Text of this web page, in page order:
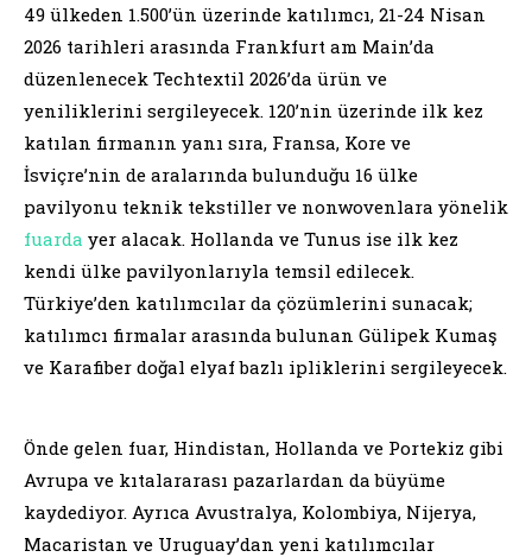
49 ülkeden 1.500’ün üzerinde katılımcı, 21-24 Nisan
2026 tarihleri arasında Frankfurt am Main’da
düzenlenecek Techtextil 2026’da ürün ve
yeniliklerini sergileyecek. 120’nin üzerinde ilk kez
katılan firmanın yanı sıra, Fransa, Kore ve
İsviçre’nin de aralarında bulunduğu 16 ülke
pavilyonu teknik tekstiller ve nonwovenlara yönelik
fuarda yer alacak. Hollanda ve Tunus ise ilk kez
kendi ülke pavilyonlarıyla temsil edilecek.
Türkiye’den katılımcılar da çözümlerini sunacak;
katılımcı firmalar arasında bulunan Gülipek Kumaş
ve Karafiber doğal elyaf bazlı ipliklerini sergileyecek.
Önde gelen fuar, Hindistan, Hollanda ve Portekiz gibi
Avrupa ve kıtalararası pazarlardan da büyüme
kaydediyor. Ayrıca Avustralya, Kolombiya, Nijerya,
Macaristan ve Uruguay’dan yeni katılımcılar